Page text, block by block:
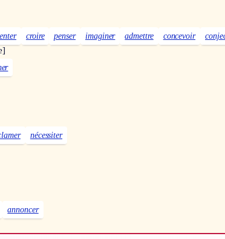
croire penser imaginer admettre concevoir
nécessiter
annoncer